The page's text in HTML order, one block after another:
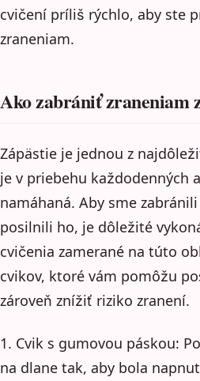
cvičení príliš rýchlo, aby ste
zraneniam.
Ako zabrániť zraneniam
Zápästie je jednou z
je v priebehu každodenných
namáhaná. Aby sme
posilnili ho, je dôležité
cvičenia zamerané na túto
cvikov, ktoré vám pomôžu
zároveň znížiť riziko zranení.
1. Cvik s gumovou páskou:
na dlane tak, aby bola